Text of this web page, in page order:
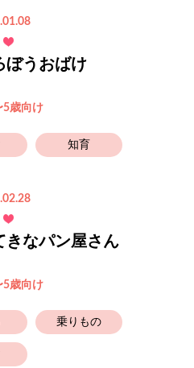
ぼうおばけ
5歳向け
知育
きなパン屋さん
5歳向け
乗りもの